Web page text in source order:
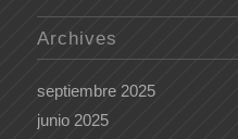
Archives
septiembre 2025
junio 2025